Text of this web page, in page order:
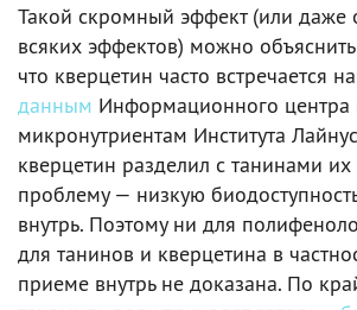
Такой скромный эффект (или даже
всяких эффектов) можно
что кверцетин часто встречается
данным Информационного центра
микронутриентам Института
кверцетин разделил с танинами их
проблему — низкую
внутрь. Поэтому ни для
для танинов и кверцетина в
приеме внутрь не доказана. По